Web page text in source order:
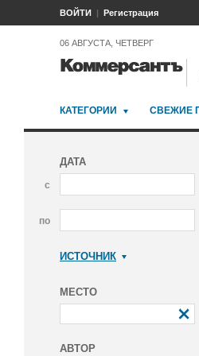
ВОЙТИ Регистрация
06 АВГУСТА, ЧЕТВЕРГ
КАТЕГОРИИ СВЕЖИЕ
ДАТА
с
по
ИСТОЧНИК
МЕСТО
АВТОР